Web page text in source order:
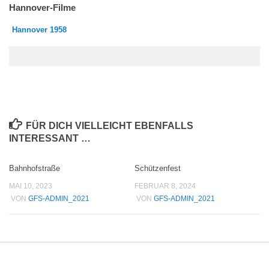
Hannover-Filme
Hannover 1958
FÜR DICH VIELLEICHT EBENFALLS
INTERESSANT …
Bahnhofstraße
MAI 10, 2023
VON GFS-ADMIN_2021
Schützenfest
FEBRUAR 8, 2024
VON GFS-ADMIN_2021